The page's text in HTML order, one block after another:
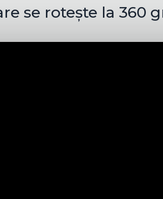
se rotește la 360